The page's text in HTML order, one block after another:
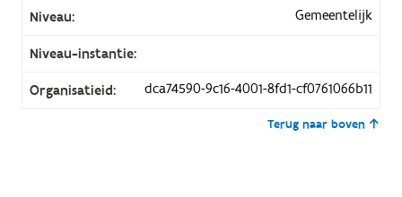
Niveau: Gemeentelijk
Niveau-instantie:
Organisatieid: dca74590-9c16-4001-8fd1-cf0761066b11
Terug naar boven